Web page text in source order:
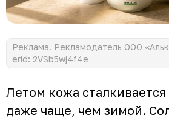
Реклама. Рекламодатель ООО
erid: 2VSb5wj4f4e
Летом кожа сталкивается
даже чаще, чем зимой.